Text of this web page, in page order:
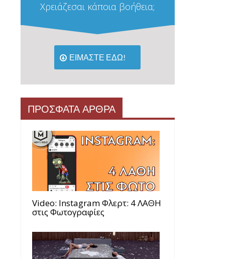
Χρειάζεσαι κάποια βοήθεια;
ΕΙΜΑΣΤΕ ΕΔΩ!
ΠΡΟΣΦΑΤΑ ΑΡΘΡΑ
Video: Instagram Φλερτ: 4 ΛΑΘΗ
στις Φωτογραφίες